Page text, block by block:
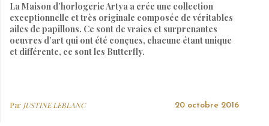
La Maison d’horlogerie Artya a crée une collection
exceptionnelle et très originale composée de véritables
ailes de papillons. Ce sont de vraies et surprenantes
oeuvres d’art qui ont été conçues, chacune étant unique
et différente, ce sont les Butterfly.
Par JUSTINE LEBLANC 20 octobre 2016